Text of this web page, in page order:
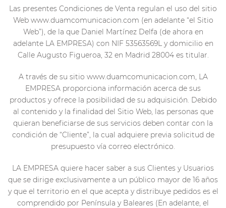
Las presentes Condiciones de Venta regulan el uso del sitio
Web www.duamcomunicacion.com (en adelante “el Sitio
Web”), de la que Daniel Martínez Delfa (de ahora en
adelante LA EMPRESA) con NIF 53563569L y domicilio en
Calle Augusto Figueroa, 32 en Madrid 28004 es titular.
A través de su sitio www.duamcomunicacion.com, LA
EMPRESA proporciona información acerca de sus
productos y ofrece la posibilidad de su adquisición. Debido
al contenido y la finalidad del Sitio Web, las personas que
quieran beneficiarse de sus servicios deben contar con la
condición de “Cliente”, la cual adquiere previa solicitud de
presupuesto vía correo electrónico.
LA EMPRESA quiere hacer saber a sus Clientes y Usuarios
que se dirige exclusivamente a un público mayor de 16 años
y que el territorio en el que acepta y distribuye pedidos es el
comprendido por Península y Baleares (En adelante, el